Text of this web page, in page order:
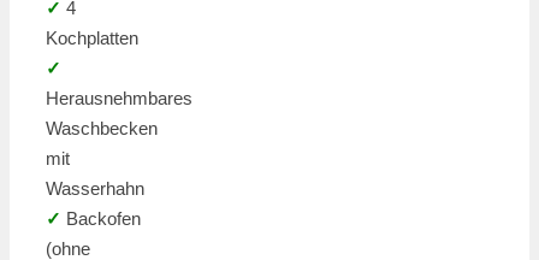
✓ 4
Kochplatten
✓
Herausnehmbares
Waschbecken
mit
Wasserhahn
✓ Backofen
(ohne